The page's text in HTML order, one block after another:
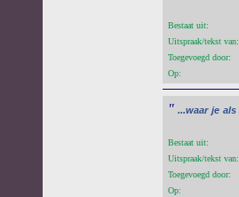
Bestaat uit:
Uitspraak/tekst van:
Toegevoegd door:
Op:
" ...waar je als
Bestaat uit:
Uitspraak/tekst van:
Toegevoegd door:
Op: